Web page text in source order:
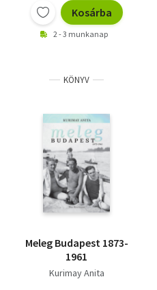
Kosárba
2 - 3 munkanap
KÖNYV
Meleg Budapest 1873-
1961
Kurimay Anita